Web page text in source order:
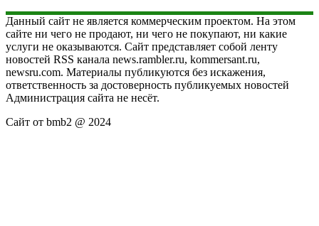
Данный сайт не является коммерческим проектом. На этом
сайте ни чего не продают, ни чего не покупают, ни какие
услуги не оказываются. Сайт представляет собой ленту
новостей RSS канала news.rambler.ru, kommersant.ru,
newsru.com. Материалы публикуются без искажения,
ответственность за достоверность публикуемых новостей
Администрация сайта не несёт.
Сайт от bmb2 @ 2024